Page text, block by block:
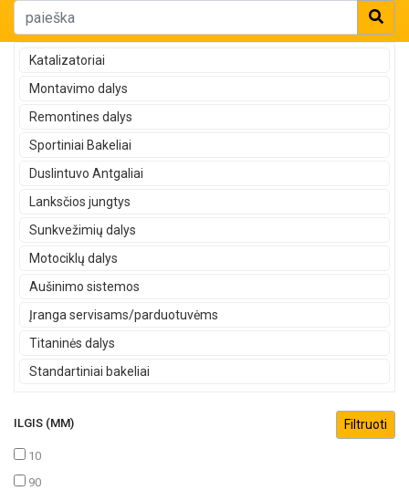
Katalizatoriai
Montavimo dalys
Remontines dalys
Sportiniai Bakeliai
Duslintuvo Antgaliai
Lanksčios jungtys
Sunkvežimių dalys
Motociklų dalys
Aušinimo sistemos
Įranga servisams/parduotuvėms
Titaninės dalys
Standartiniai bakeliai
ILGIS (MM)
10
90